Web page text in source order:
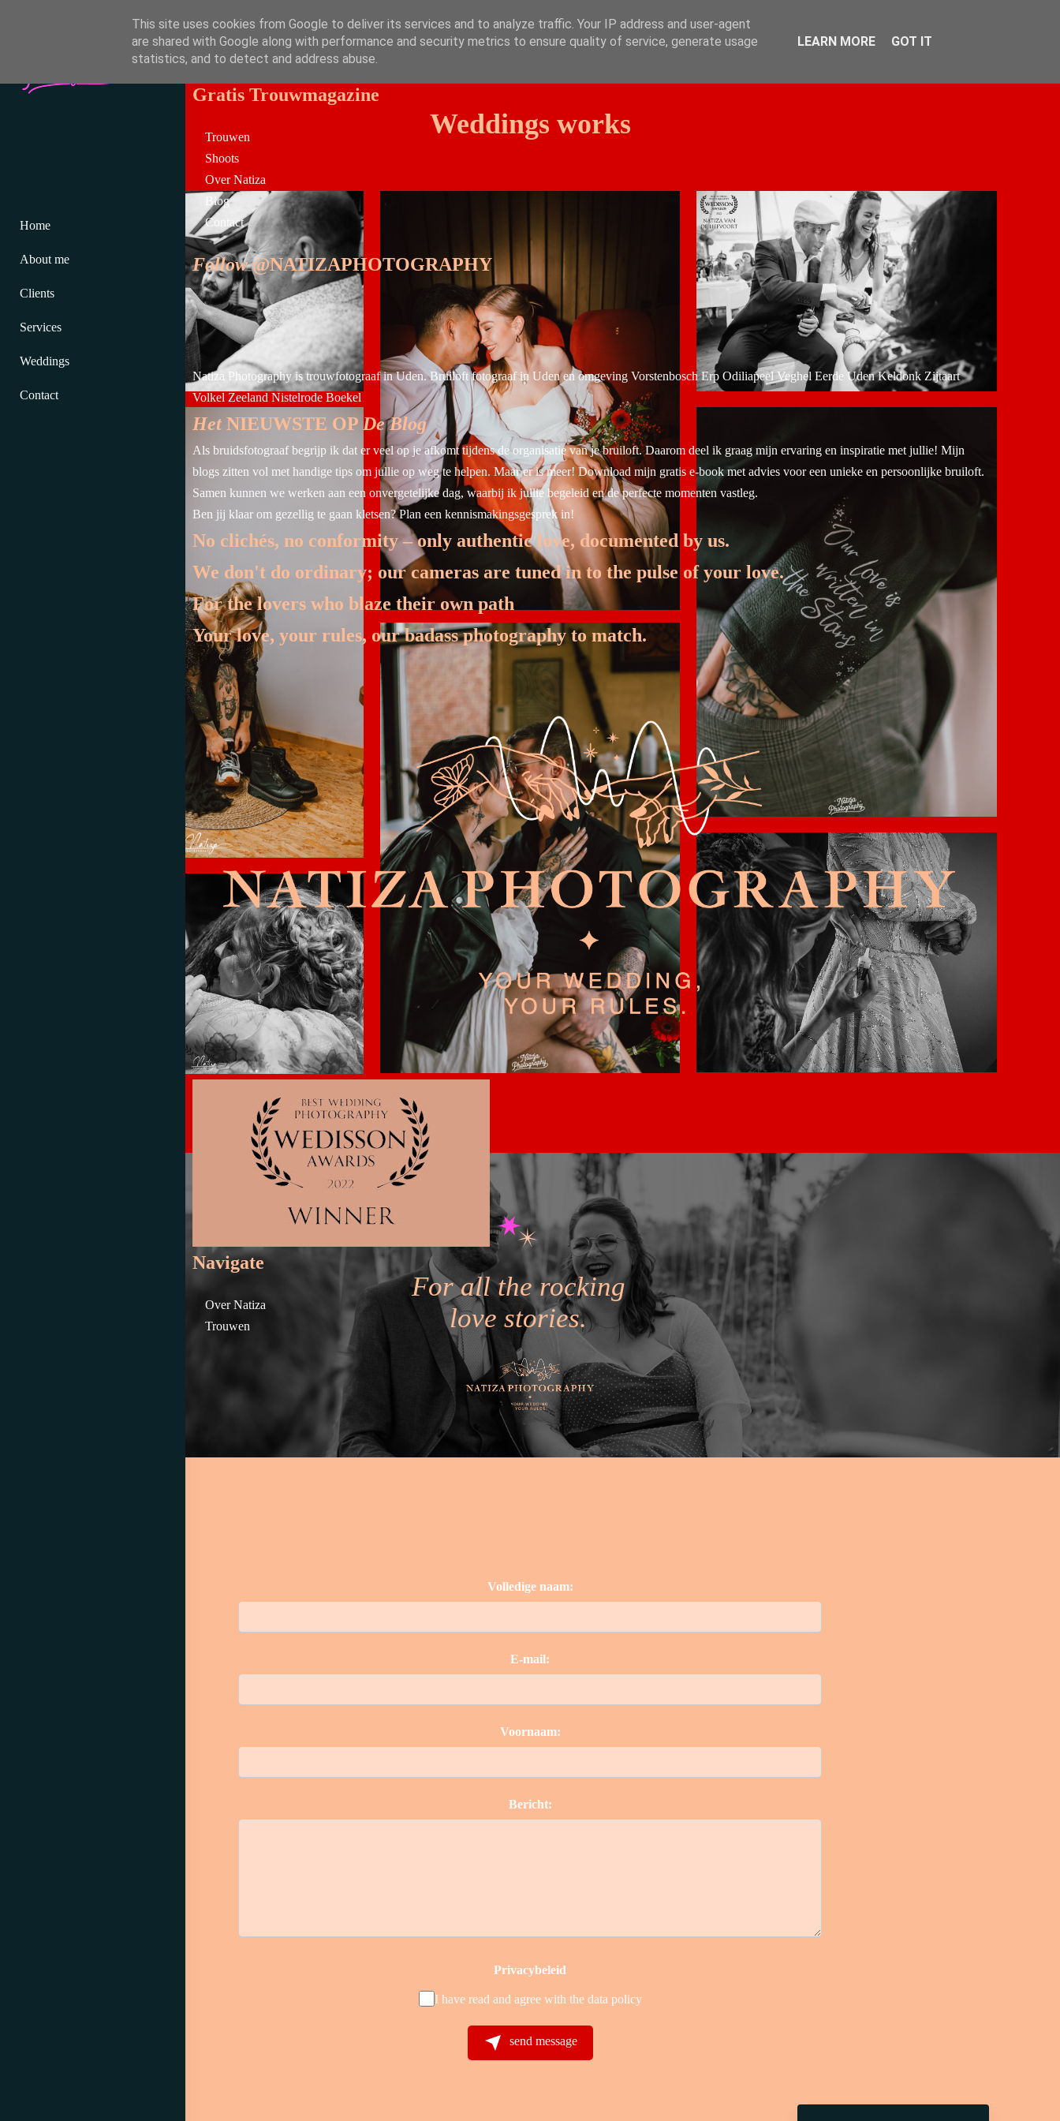
Gratis Trouwmagazine
Trouwen
Shoots
Over Natiza
Blog
Contact
Follow @NATIZAPHOTOGRAPHY
Natiza Photography is trouwfotograaf in Uden. Bruiloft fotograaf in Uden en omgeving Vorstenbosch Erp Odiliapeel Veghel Eerde Uden Keldonk Zijtaart
Volkel Zeeland Nistelrode Boekel
Het NIEUWSTE OP De Blog
Als bruidsfotograaf begrijp ik dat er veel op je afkomt tijdens de organisatie van je bruiloft. Daarom deel ik graag mijn ervaring en inspiratie met jullie! Mijn
blogs zitten vol met handige tips om jullie op weg te helpen. Maar er is meer! Download mijn gratis e-book met advies voor een unieke en persoonlijke bruiloft.
Samen kunnen we werken aan een onvergetelijke dag, waarbij ik jullie begeleid en de perfecte momenten vastleg.
Ben jij klaar om gezellig te gaan kletsen? Plan een kennismakingsgesprek in!
No clichés, no conformity – only authentic love, documented by us.
We don't do ordinary; our cameras are tuned in to the pulse of your love.
For the lovers who blaze their own path
Your love, your rules, our badass photography to match.
Navigate
Over Natiza
Trouwen
Home
About me
Clients
Services
Weddings
Contact
Weddings works
For all the rocking
love stories.
Volledige naam:
E-mail:
Voornaam:
Bericht:
Privacybeleid
I have read and agree with the data policy
send message
This site uses cookies from Google to deliver its services and to analyze traffic. Your IP address and user-agent
are shared with Google along with performance and security metrics to ensure quality of service, generate usage
statistics, and to detect and address abuse.
LEARN MORE GOT IT